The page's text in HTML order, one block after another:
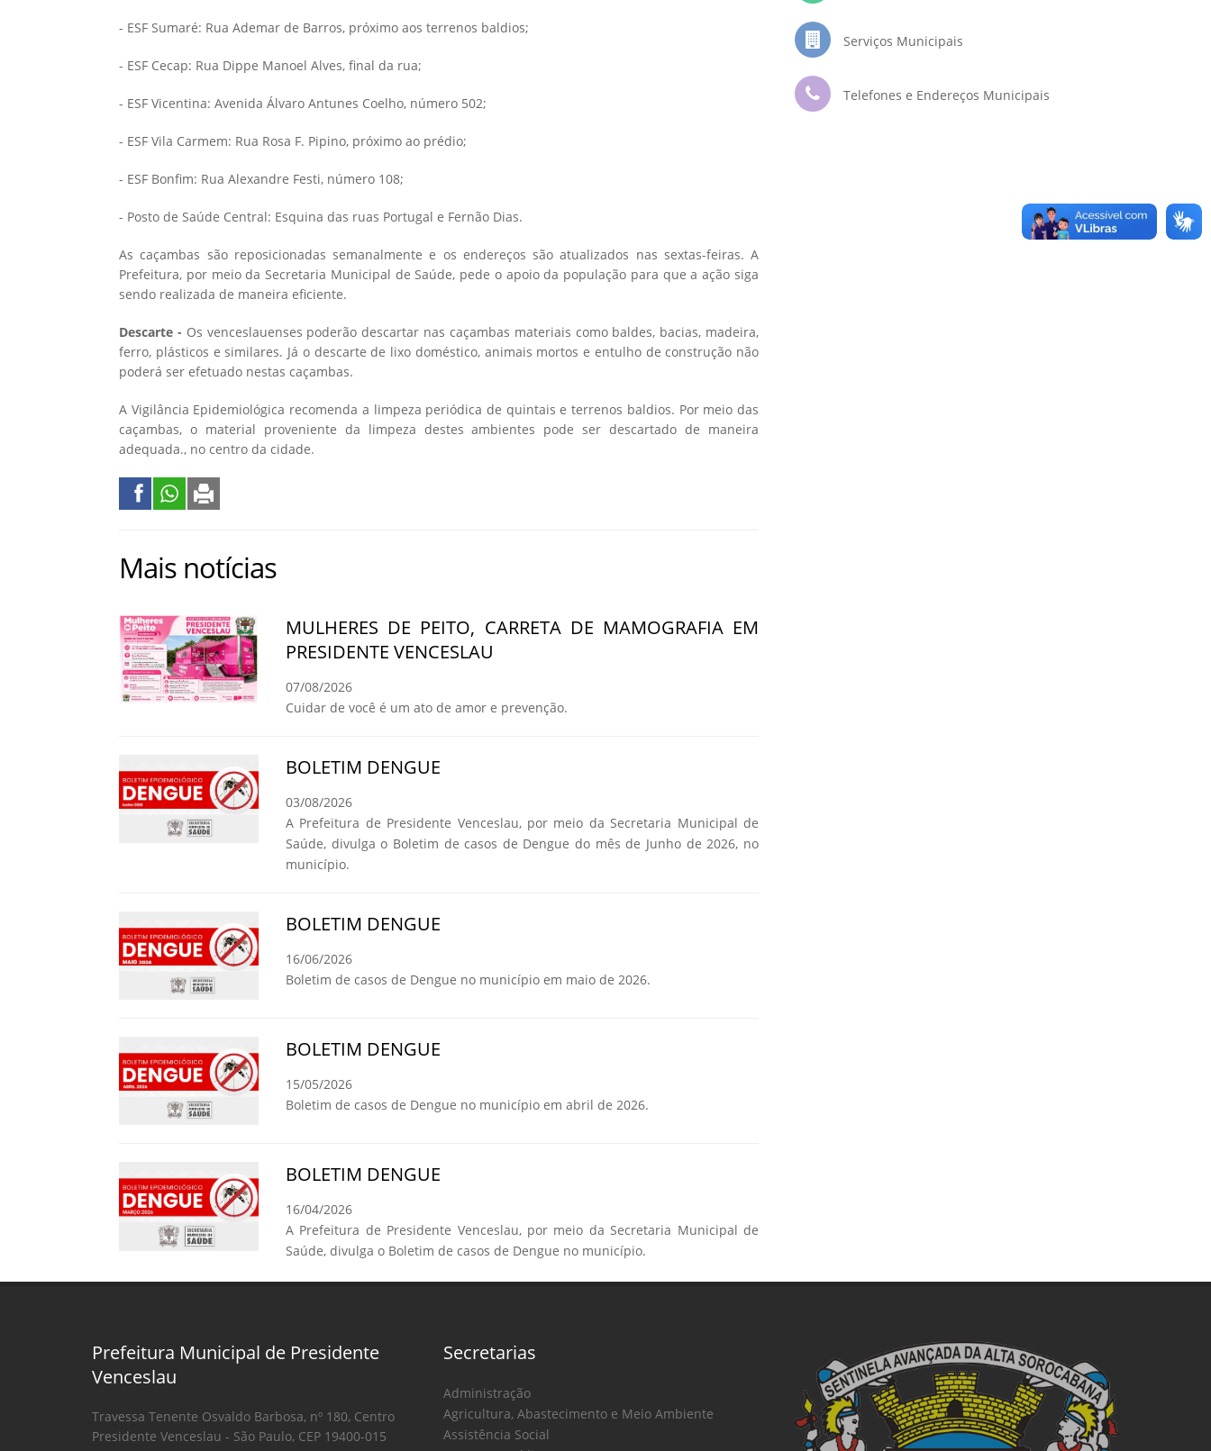
- ESF Sumaré: Rua Ademar de Barros, próximo aos terrenos baldios;
- ESF Cecap: Rua Dippe Manoel Alves, final da rua;
- ESF Vicentina: Avenida Álvaro Antunes Coelho, número 502;
- ESF Vila Carmem: Rua Rosa F. Pipino, próximo ao prédio;
- ESF Bonfim: Rua Alexandre Festi, número 108;
- Posto de Saúde Central: Esquina das ruas Portugal e Fernão Dias.
As caçambas são reposicionadas semanalmente e os endereços são atualizados nas sextas-feiras. A
Prefeitura, por meio da Secretaria Municipal de Saúde, pede o apoio da população para que a ação siga
sendo realizada de maneira eficiente.
Descarte - Os venceslauenses poderão descartar nas caçambas materiais como baldes, bacias, madeira,
ferro, plásticos e similares. Já o descarte de lixo doméstico, animais mortos e entulho de construção não
poderá ser efetuado nestas caçambas.
A Vigilância Epidemiológica recomenda a limpeza periódica de quintais e terrenos baldios. Por meio das
caçambas, o material proveniente da limpeza destes ambientes pode ser descartado de maneira
adequada., no centro da cidade.
Mais notícias
MULHERES DE PEITO, CARRETA DE MAMOGRAFIA EM
PRESIDENTE VENCESLAU
07/08/2026
Cuidar de você é um ato de amor e prevenção.
BOLETIM DENGUE
03/08/2026
A Prefeitura de Presidente Venceslau, por meio da Secretaria Municipal de
Saúde, divulga o Boletim de casos de Dengue do mês de Junho de 2026, no
município.
BOLETIM DENGUE
16/06/2026
Boletim de casos de Dengue no município em maio de 2026.
BOLETIM DENGUE
15/05/2026
Boletim de casos de Dengue no município em abril de 2026.
BOLETIM DENGUE
16/04/2026
A Prefeitura de Presidente Venceslau, por meio da Secretaria Municipal de
Saúde, divulga o Boletim de casos de Dengue no município.
Serviços Municipais
Telefones e Endereços Municipais
Prefeitura Municipal de Presidente
Venceslau
Travessa Tenente Osvaldo Barbosa, nº 180, Centro
Presidente Venceslau - São Paulo, CEP 19400-015
Secretarias
Administração
Agricultura, Abastecimento e Meio Ambiente
Assistência Social